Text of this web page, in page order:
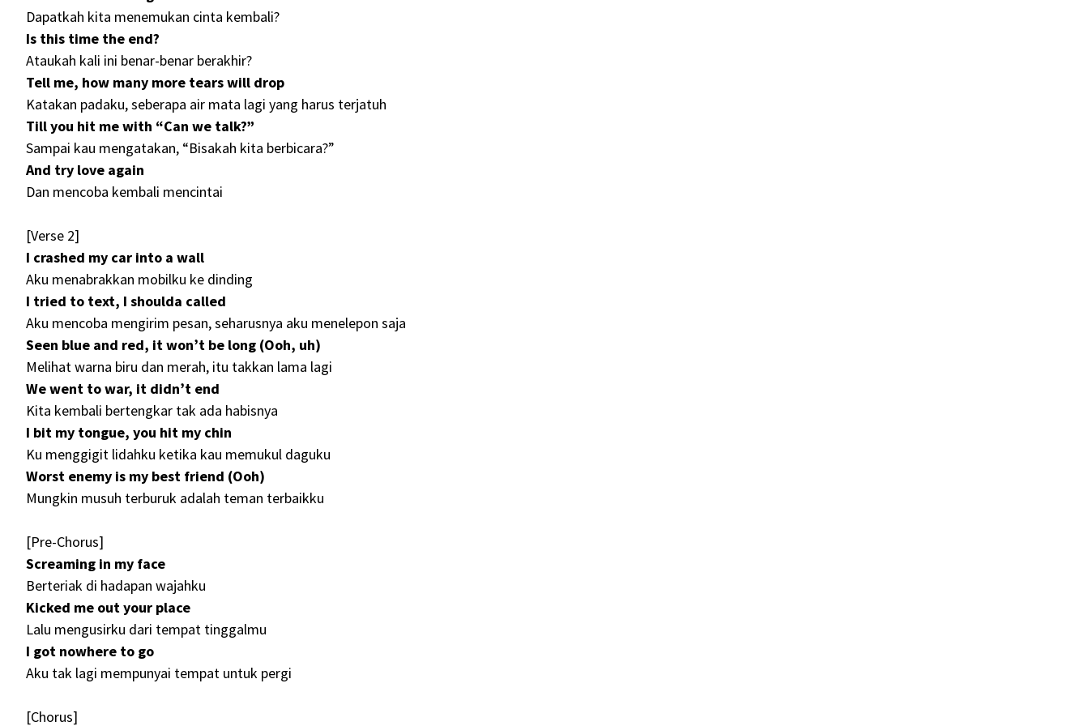
Dapatkah kita menemukan cinta kembali?
Is this time the end?
Ataukah kali ini benar-benar berakhir?
Tell me, how many more tears will drop
Katakan padaku, seberapa air mata lagi yang harus terjatuh
Till you hit me with “Can we talk?”
Sampai kau mengatakan, “Bisakah kita berbicara?”
And try love again
Dan mencoba kembali mencintai
[Verse 2]
I crashed my car into a wall
Aku menabrakkan mobilku ke dinding
I triеd to text, I shoulda called
Aku mencoba mengirim pesan, seharusnya aku menelepon saja
Seen blue and red, it won’t be long (Ooh, uh)
Melihat warna biru dan merah, itu takkan lama lagi
We went to war, it didn’t end
Kita kembali bertengkar tak ada habisnya
I bit my tongue, you hit my chin
Ku menggigit lidahku ketika kau memukul daguku
Worst enemy is my best friend (Ooh)
Mungkin musuh terburuk adalah teman terbaikku
[Pre-Chorus]
Screaming in my face
Berteriak di hadapan wajahku
Kicked me out your place
Lalu mengusirku dari tempat tinggalmu
I got nowhere to go
Aku tak lagi mempunyai tempat untuk pergi
[Chorus]